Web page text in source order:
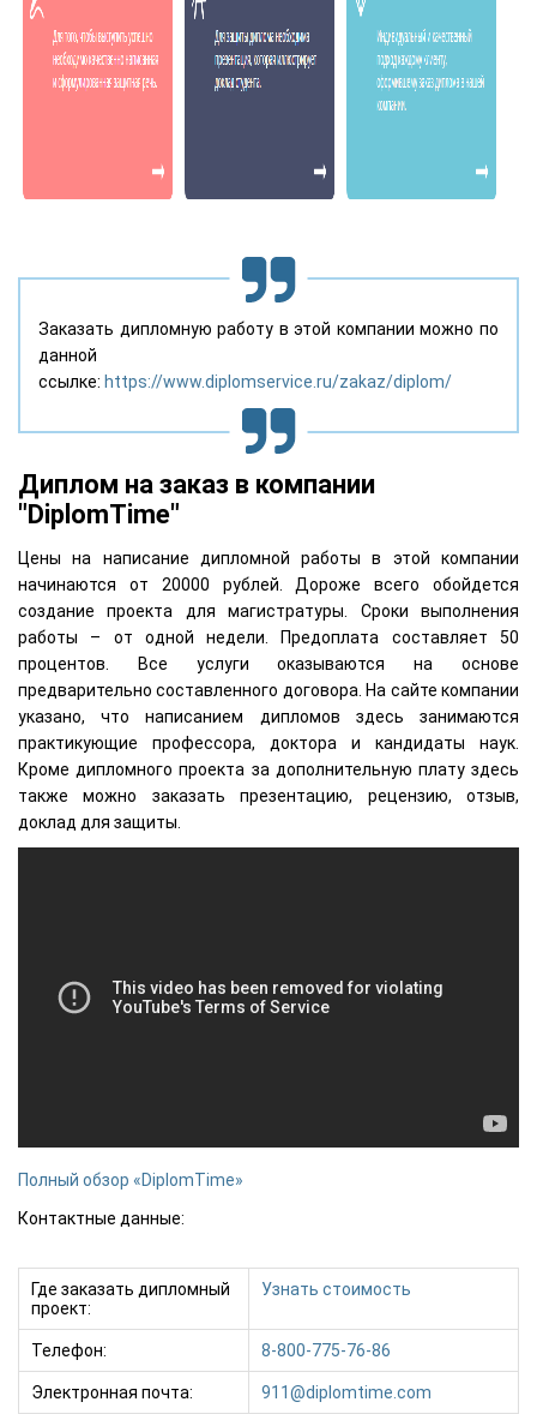
Заказать дипломную работу в этой компании можно по
данной
ссылке: https://www.diplomservice.ru/zakaz/diplom/
Диплом на заказ в компании
"DiplomTime"
Цены на написание дипломной работы в этой компании
начинаются от 20000 рублей. Дороже всего обойдется
создание проекта для магистратуры. Сроки выполнения
работы – от одной недели. Предоплата составляет 50
процентов. Все услуги оказываются на основе
предварительно составленного договора. На сайте компании
указано, что написанием дипломов здесь занимаются
практикующие профессора, доктора и кандидаты наук.
Кроме дипломного проекта за дополнительную плату здесь
также можно заказать презентацию, рецензию, отзыв,
доклад для защиты.
Полный обзор «DiplomTime»
Контактные данные:
Где заказать дипломный
проект:
Узнать стоимость
Телефон: 8-800-775-76-86
Электронная почта: 911@diplomtime.com